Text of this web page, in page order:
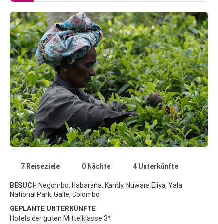
7 Reiseziele 0 Nächte 4 Unterkünfte
BESUCH Negombo, Habarana, Kandy, Nuwara Eliya, Yala
National Park, Galle, Colombo
GEPLANTE UNTERKÜNFTE
Hotels der guten Mittelklasse 3*